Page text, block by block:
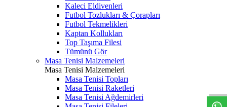
Kaleci Eldivenleri
Futbol Tozlukları & Çorapları
Futbol Tekmelikleri
Kaptan Kollukları
Top Taşıma Filesi
Tümünü Gör
Masa Tenisi Malzemeleri
Masa Tenisi Malzemeleri
Masa Tenisi Topları
Masa Tenisi Raketleri
Masa Tenisi Ağdemirleri